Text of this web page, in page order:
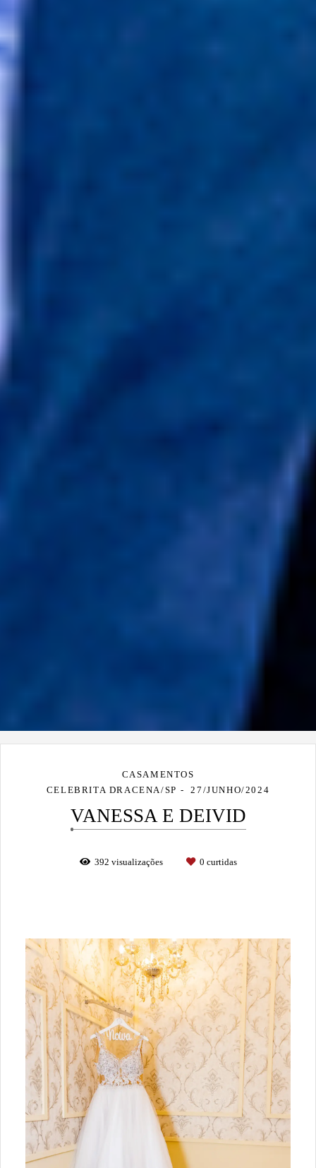
CASAMENTOS
CELEBRITA DRACENA/SP
27/JUNHO/2024
VANESSA E DEIVID
392 visualizações 0 curtidas